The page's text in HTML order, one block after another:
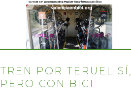
TREN POR TERUEL SÍ,
PERO CON BICI